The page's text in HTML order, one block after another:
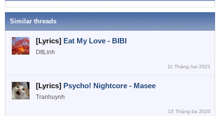
Similar threads
[Lyrics] Eat My Love - BIBI
DttLinh
11 Tháng hai 2021
[Lyrics] Psycho! Nightcore - Masee
Tranhuynh
15 Tháng ba 2020